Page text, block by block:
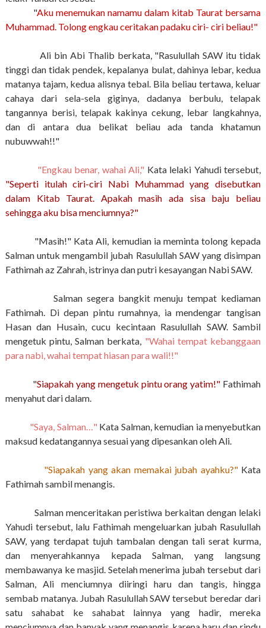
"Aku menemukan namamu dalam kitab Taurat bersama
Muhammad. Tolong engkau ceritakan padaku ciri- ciri beliau!"
Ali bin Abi Thalib berkata, "Rasulullah SAW itu tidak
tinggi dan tidak pendek, kepalanya bulat, dahinya lebar, kedua
matanya tajam, kedua alisnya tebal. Bila beliau tertawa, keluar
cahaya dari sela-sela giginya, dadanya berbulu, telapak
tangannya berisi, telapak kakinya cekung, lebar langkahnya,
dan di antara dua belikat beliau ada tanda khatamun
nubuwwah!!"
"Engkau benar, wahai Ali," Kata lelaki Yahudi tersebut,
"Seperti itulah ciri-ciri Nabi Muhammad yang disebutkan
dalam Kitab Taurat. Apakah masih ada sisa baju beliau
sehingga aku bisa menciumnya?"
"Masih!" Kata Ali, kemudian ia meminta tolong kepada
Salman untuk mengambil jubah Rasulullah SAW yang disimpan
Fathimah az Zahrah, istrinya dan putri kesayangan Nabi SAW.
Salman segera bangkit menuju tempat kediaman
Fathimah. Di depan pintu rumahnya, ia mendengar tangisan
Hasan dan Husain, cucu kecintaan Rasulullah SAW. Sambil
mengetuk pintu, Salman berkata, "Wahai tempat kebanggaan
para nabi, wahai tempat hiasan para wali!!"
"Siapakah yang mengetuk pintu orang yatim!" Fathimah
menyahut dari dalam.
"Saya, Salman…" Kata Salman, kemudian ia menyebutkan
maksud kedatangannya sesuai yang dipesankan oleh Ali.
"Siapakah yang akan memakai jubah ayahku?"Kata
Fathimah sambil menangis.
Salman menceritakan peristiwa berkaitan dengan lelaki
Yahudi tersebut, lalu Fathimah mengeluarkan jubah Rasulullah
SAW, yang terdapat tujuh tambalan dengan tali serat kurma,
dan menyerahkannya kepada Salman, yang langsung
membawanya ke masjid. Setelah menerima jubah tersebut dari
Salman, Ali menciumnya diiringi haru dan tangis, hingga
sembab matanya. Jubah Rasulullah SAW tersebut beredar dari
satu sahabat ke sahabat lainnya yang hadir, mereka